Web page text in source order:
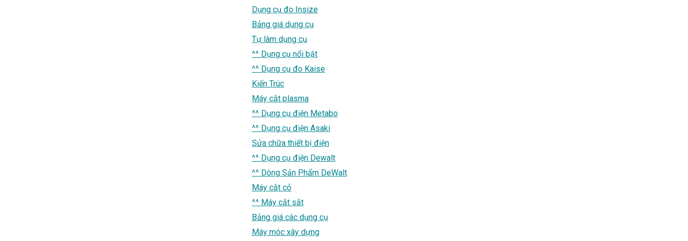
Dụng cụ đo Insize
Bảng giá dụng cụ
Tự làm dụng cụ
^^ Dụng cụ nổi bật
^^ Dụng cụ đo Kaise
Kiến Trúc
Máy cắt plasma
^^ Dụng cụ điện Metabo
^^ Dụng cụ điện Asaki
Sửa chữa thiết bị điện
^^ Dụng cụ điện Dewalt
^^ Dòng Sản Phẩm DeWalt
Máy cắt cỏ
^^ Máy cắt sắt
Bảng giá các dụng cụ
Máy móc xây dựng